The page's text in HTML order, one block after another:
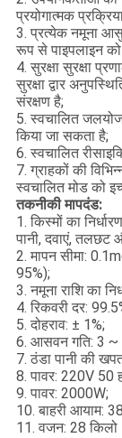
प्रयोगात्मक
3. प्रत्येक नमूना
रूप से पाइपलाइन
4. सुरक्षा सुरक्षा
सुरक्षा द्वार
संरक्षण है;
5. स्वचालित
किया जा सकता है;
6. स्वचालित
7. ग्राहकों की
स्वचालित मोड को
तकनीकी मापदंड:
1. किस्मों का
पानी, दवाएं, तलछट
2. मापन सीमा:
95%);
3. नमूना राशि का
4. रिकवरी दर:
5. दोहराव: ± 1%;
6. आसवन गति: 3 ~
7. ठंडा पानी की
8. पावर: 220V 50
9. पावर: 2000W;
10. बाहरी आयाम:
11. वजन: 28